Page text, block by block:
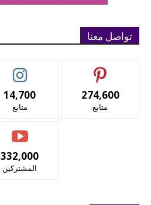
تواصل معنا
14,700
متابع
274,600
متابع
332,000
المشتركين